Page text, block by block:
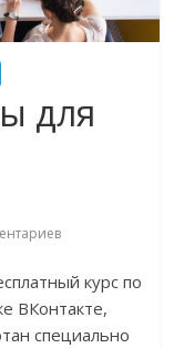
для
курс по
ВКонтакте,
специально